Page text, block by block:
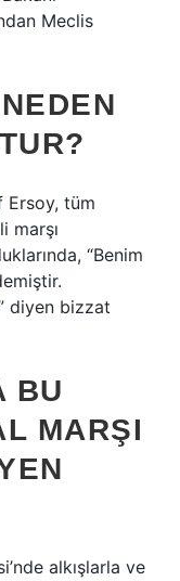
Meclis
tüm
marşı
“Benim
diyen bizzat
BU
MARŞI
alkışlarla ve